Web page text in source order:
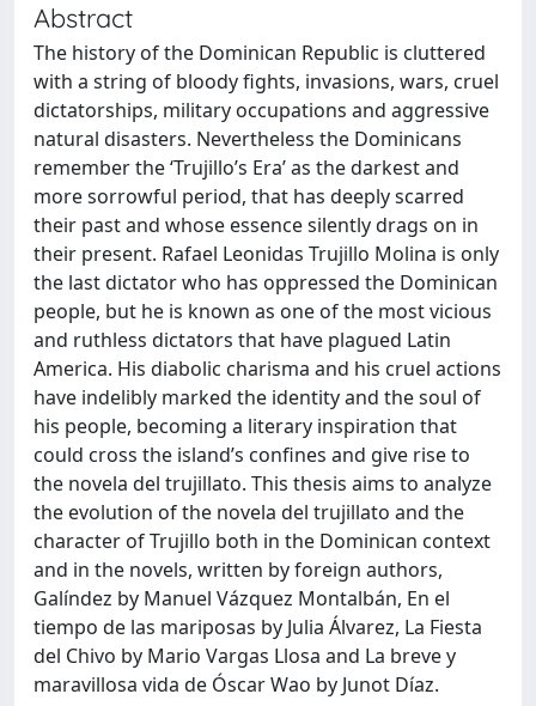
Abstract
The history of the Dominican Republic is cluttered
with a string of bloody fights, invasions, wars, cruel
dictatorships, military occupations and aggressive
natural disasters. Nevertheless the Dominicans
remember the ‘Trujillo’s Era’ as the darkest and
more sorrowful period, that has deeply scarred
their past and whose essence silently drags on in
their present. Rafael Leonidas Trujillo Molina is only
the last dictator who has oppressed the Dominican
people, but he is known as one of the most vicious
and ruthless dictators that have plagued Latin
America. His diabolic charisma and his cruel actions
have indelibly marked the identity and the soul of
his people, becoming a literary inspiration that
could cross the island’s confines and give rise to
the novela del trujillato. This thesis aims to analyze
the evolution of the novela del trujillato and the
character of Trujillo both in the Dominican context
and in the novels, written by foreign authors,
Galíndez by Manuel Vázquez Montalbán, En el
tiempo de las mariposas by Julia Álvarez, La Fiesta
del Chivo by Mario Vargas Llosa and La breve y
maravillosa vida de Óscar Wao by Junot Díaz.